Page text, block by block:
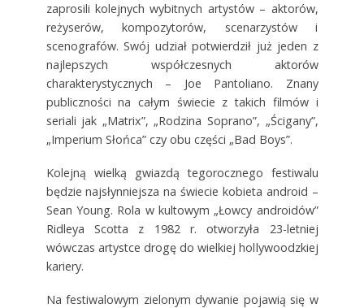
zaprosili kolejnych wybitnych artystów – aktorów,
reżyserów, kompozytorów, scenarzystów i
scenografów. Swój udział potwierdził już jeden z
najlepszych współczesnych aktorów
charakterystycznych – Joe Pantoliano. Znany
publiczności na całym świecie z takich filmów i
seriali jak „Matrix”, „Rodzina Soprano”, „Ścigany”,
„Imperium Słońca” czy obu części „Bad Boys”.
Kolejną wielką gwiazdą tegorocznego festiwalu
będzie najsłynniejsza na świecie kobieta android –
Sean Young. Rola w kultowym „Łowcy androidów”
Ridleya Scotta z 1982 r. otworzyła 23-letniej
wówczas artystce drogę do wielkiej hollywoodzkiej
kariery.
Na festiwalowym zielonym dywanie pojawią się w